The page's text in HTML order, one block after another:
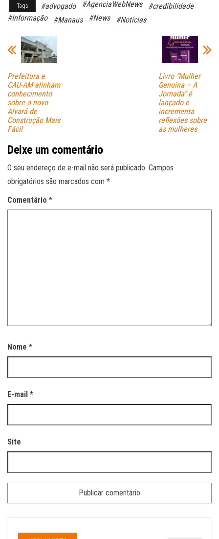
bo
ok
ts
pp
ail
Tags #advogado #AgenciaWebNews
#credibilidade
#Informação
#Manaus #News #Notícias
Prefeitura e
CAU-AM alinham
conhecimento
sobre o novo
Alvará de
Construção Mais
Fácil
Livro “Mulher
Genuína – A
Jornada” é
lançado e
incrementa
reflexões sobre
as mulheres
Deixe um comentário
O seu endereço de e-mail não será publicado. Campos
obrigatórios são marcados com *
Comentário *
Nome *
E-mail *
Site